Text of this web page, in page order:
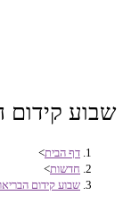
שבוע קידום
דף הבית>
חדשות>
שבוע קידום